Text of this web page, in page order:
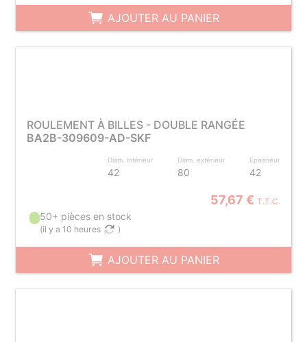
AJOUTER AU PANIER
ROULEMENT À BILLES - DOUBLE RANGÉE
BA2B-309609-AD-SKF
Diam. intérieur
42
Diam. extérieur
80
Epaisseur
42
57,67 € T.T.C.
50+ pièces en stock
(il y a 10 heures )
AJOUTER AU PANIER